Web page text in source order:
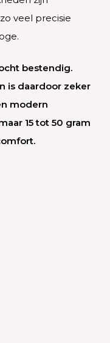
veel precisie
bestendig.
is daardoor zeker
modern
15 tot 50 gram